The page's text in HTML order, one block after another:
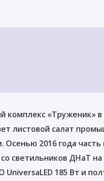
комплекс «Труженик» в
листовой салат
Осенью 2016 года часть
светильников ДНаТ
UniversaLED 185 Вт и